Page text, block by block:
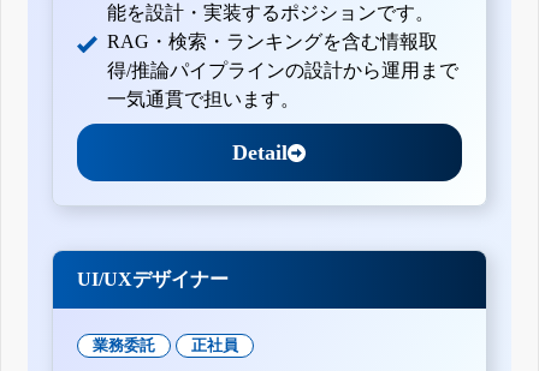
能を設計・実装するポジションです。
RAG・検索・ランキングを含む情報取
得/推論パイプラインの設計から運用まで
一気通貫で担います。
Detail
UI/UXデザイナー
業務委託 正社員